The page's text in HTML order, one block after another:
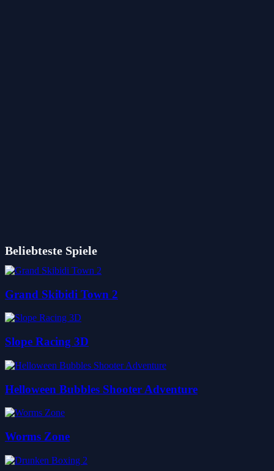
Beliebteste Spiele
Grand Skibidi Town 2
Slope Racing 3D
Helloween Bubbles Shooter Adventure
Worms Zone